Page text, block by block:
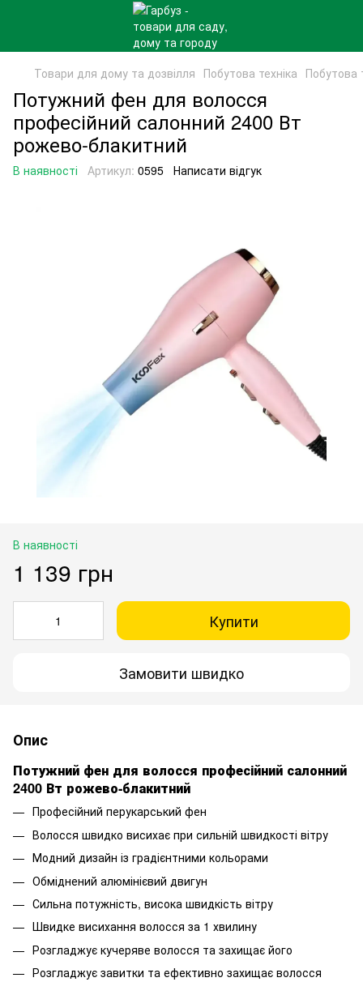
Товари для дому та дозвілля Побутова техніка Побутова
Потужний фен для волосся
професійний салонний 2400 Вт
рожево-блакитний
В наявності Артикул: 0595 Написати відгук
В наявності
1 139 грн
Купити
Замовити швидко
Опис
Потужний фен для волосся професійний салонний
2400 Вт рожево-блакитний
Професійний перукарський фен
Волосся швидко висихає при сильній швидкості вітру
Модний дизайн із градієнтними кольорами
Обміднений алюмінієвий двигун
Сильна потужність, висока швидкість вітру
Швидке висихання волосся за 1 хвилину
Розгладжує кучеряве волосся та захищає його
Розгладжує завитки та ефективно захищає волосся